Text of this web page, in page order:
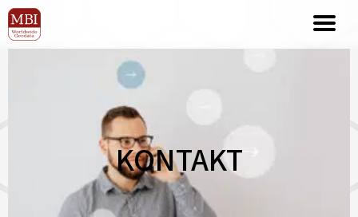
KONTAKT